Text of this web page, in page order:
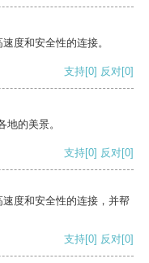
度和安全性的连接。
支持[0] 反对[0]
的美景。
支持[0] 反对[0]
度和安全性的连接，并帮
支持[0] 反对[0]